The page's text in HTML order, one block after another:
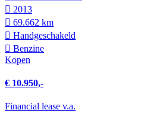
2013
69.662 km
Hand­geschakeld
Benzine
Kopen
€ 10.950,-
Financial lease v.a.